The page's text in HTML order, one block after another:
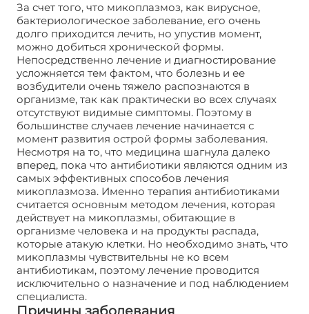
За счет того, что микоплазмоз, как вирусное,
бактериологическое заболевание, его очень
долго приходится лечить, но упустив момент,
можно добиться хронической формы.
Непосредственно лечение и диагностирование
усложняется тем фактом, что болезнь и ее
возбудители очень тяжело распознаются в
организме, так как практически во всех случаях
отсутствуют видимые симптомы. Поэтому в
большинстве случаев лечение начинается с
момент развития острой формы заболевания.
Несмотря на то, что медицина шагнула далеко
вперед, пока что антибиотики являются одним из
самых эффективных способов лечения
микоплазмоза. Именно терапия антибиотиками
считается основным методом лечения, которая
действует на микоплазмы, обитающие в
организме человека и на продукты распада,
которые атакую клетки. Но необходимо знать, что
микоплазмы чувствительны не ко всем
антибиотикам, поэтому лечение проводится
исключительно о назначение и под наблюдением
специалиста.